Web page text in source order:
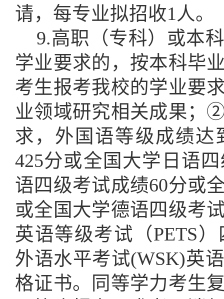
请，每专业拟招收1人。
9.高职（专科）或本
学业要求的，按本科毕
考生报考我校的学业要
业领域研究相关成果；
求，外国语等级成绩达
425分或全国大学日语
语四级考试成绩60分或
或全国大学德语四级考
英语等级考试（PETS
外语水平考试(WSK)英
格证书。同等学力考生